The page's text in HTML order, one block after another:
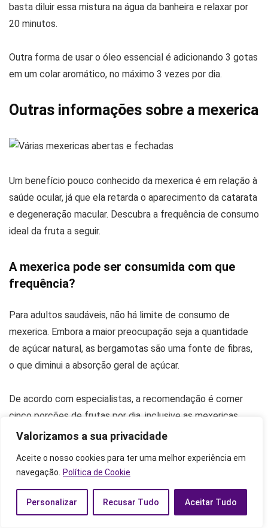
Valorizamos a sua privacidade
Aceite o nosso cookies para ter uma melhor experiência em
navegação.
Política de Cookie
Personalizar Recusar Tudo Aceitar Tudo
basta diluir essa mistura na água da banheira e relaxar por
20 minutos.
Outra forma de usar o óleo essencial é adicionando 3 gotas
em um colar aromático, no máximo 3 vezes por dia.
Outras informações sobre a mexerica
Um benefício pouco conhecido da mexerica é em relação à
saúde ocular, já que ela retarda o aparecimento da catarata
e degeneração macular. Descubra a frequência de consumo
ideal da fruta a seguir.
A mexerica pode ser consumida com que
frequência?
Para adultos saudáveis, não há limite de consumo de
mexerica. Embora a maior preocupação seja a quantidade
de açúcar natural, as bergamotas são uma fonte de fibras,
o que diminui a absorção geral de açúcar.
De acordo com especialistas, a recomendação é comer
cinco porções de frutas por dia, inclusive as mexericas.
Vale lembrar que uma unidade é aproximadamente igual a
Apesar de ser extremamente benéfica, a mexerica pode